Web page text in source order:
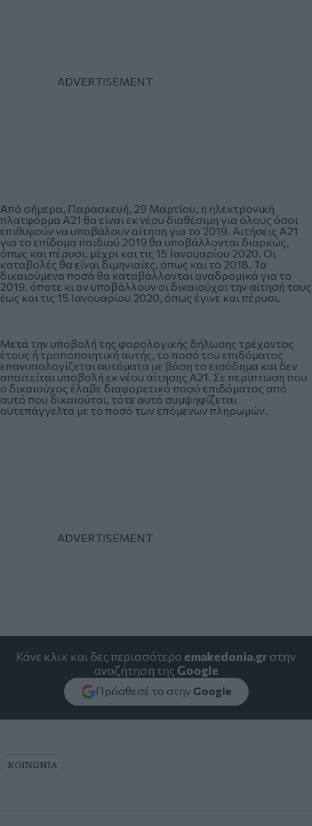
Από σήμερα, Παρασκευή, 29 Μαρτίου, η ηλεκτρονική
πλατφόρμα Α21 θα είναι εκ νέου διαθέσιμη για όλους όσοι
επιθυμούν να υποβάλουν αίτηση για το 2019. Αιτήσεις Α21
για το επίδομα παιδιού 2019 θα υποβάλλονται διαρκώς,
όπως και πέρυσι, μέχρι και τις 15 Ιανουαρίου 2020. Οι
καταβολές θα είναι διμηνιαίες, όπως και το 2018. Τα
δικαιούμενα ποσά θα καταβάλλονται αναδρομικά για το
2019, όποτε κι αν υποβάλλουν οι δικαιούχοι την αίτησή τους
έως και τις 15 Ιανουαρίου 2020, όπως έγινε και πέρυσι.
Μετά την υποβολή της φορολογικής δήλωσης τρέχοντος
έτους ή τροποποιητική αυτής, το ποσό του επιδόματος
επανυπολογίζεται αυτόματα με βάση το εισόδημα και δεν
απαιτείται υποβολή εκ νέου αίτησης Α21. Σε περίπτωση που
ο δικαιούχος έλαβε διαφορετικό ποσό επιδόματος από
αυτό που δικαιούται, τότε αυτό συμψηφίζεται
αυτεπάγγελτα με το ποσό των επόμενων πληρωμών.
Κάνε κλικ και δες περισσότερο emakedonia.grστην
αναζήτηση της Google
Πρόσθεσέ το στην Google
ΚΟΙΝΩΝΙΑ